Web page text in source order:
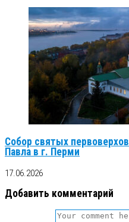
Собор святых
Павла в г. Перми
17.06.2026
Добавить комментарий